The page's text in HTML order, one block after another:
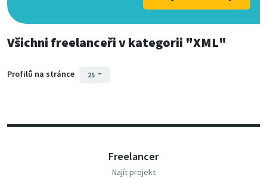
Všichni freelanceřiv kategorii "XML"
Profilů na stránce 25
Freelancer
Najít projekt